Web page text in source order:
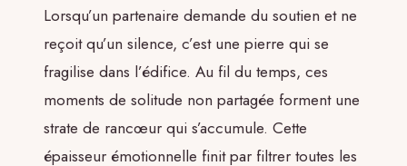
Lorsqu’un partenaire demande du soutien et ne
reçoit qu’un silence, c’est une pierre qui se
fragilise dans l’édifice. Au fil du temps, ces
moments de solitude non partagée forment une
strate de rancœur qui s’accumule. Cette
épaisseur émotionnelle finit par filtrer toutes les